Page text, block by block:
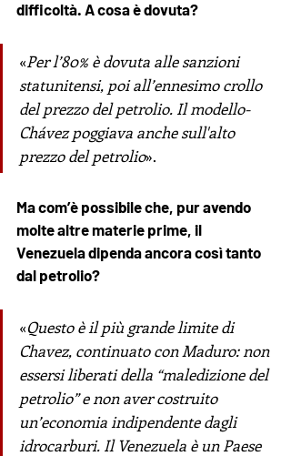
difficoltà. A cosa è dovuta?
«Per l’80% è dovuta alle sanzioni
statunitensi, poi all’ennesimo crollo
del prezzo del petrolio. Il modello-
Chávez poggiava anche sull'alto
prezzo del petrolio».
Ma com’è possibile che, pur avendo
molte altre materie prime, il
Venezuela dipenda ancora così tanto
dal petrolio?
«Questo è il più grande limite di
Chavez, continuato con Maduro: non
essersi liberati della “maledizione del
petrolio” e non aver costruito
un’economia indipendente dagli
idrocarburi. Il Venezuela è un Paese